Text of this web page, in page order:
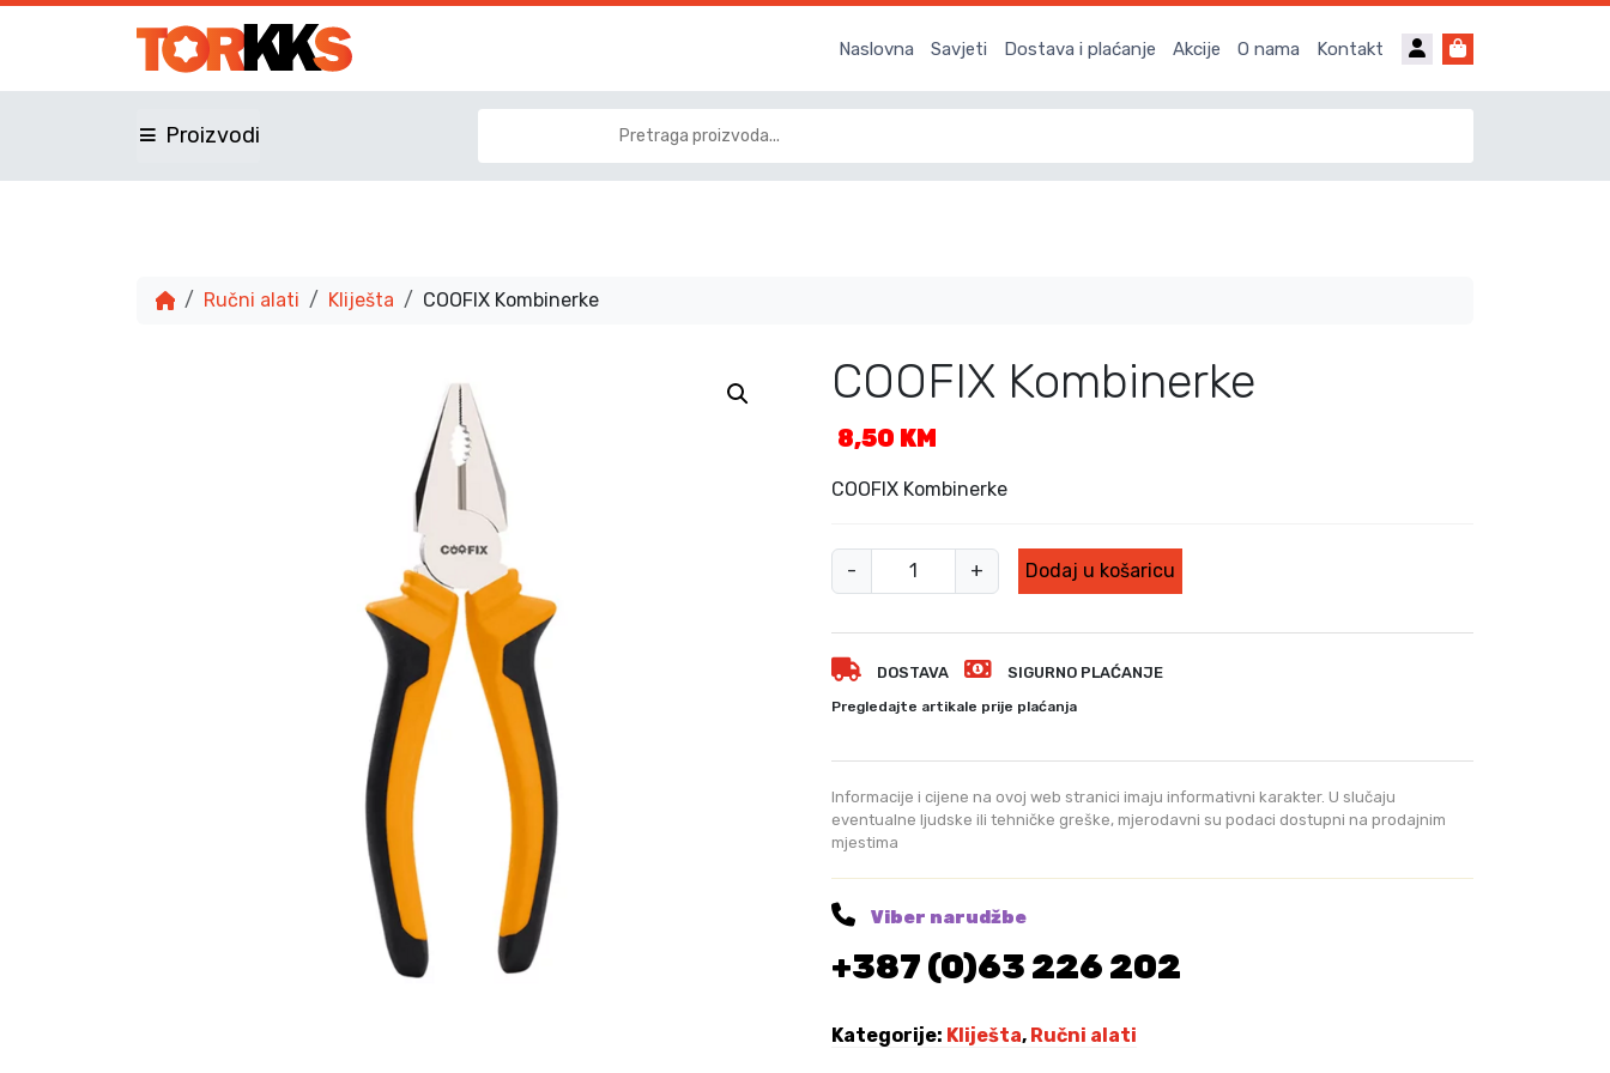
Naslovna Savjeti Dostava i plaćanje Akcije O nama Kontakt Account
Cart
Proizvodi
Ručni alati Kliješta COOFIX Kombinerke
COOFIX Kombinerke
8,50 KM
COOFIX Kombinerke
-
O
I
X
o
m
b
i
n
e
k
+ Dodaj u košaricu
DOSTAVA SIGURNO PLAĆANJE
Pregledajte artikale prije plaćanja
Informacije i cijene na ovoj web stranici imaju informativni karakter. U slučaju
eventualne ljudske ili tehničke greške, mjerodavni su podaci dostupni na prodajnim
mjestima
Viber narudžbe
+387 (0)63 226 202
Kategorije: Kliješta, Ručni alati